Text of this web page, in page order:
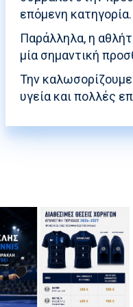
επόμενη κατηγορία.
Παράλληλα, η
μία σημαντική
Την
υγεία και πολλές